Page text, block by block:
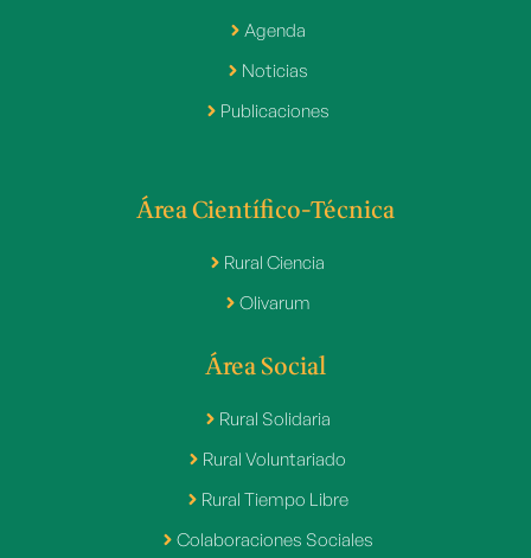
Agenda
Noticias
Publicaciones
Área Científico-Técnica
Rural Ciencia
Olivarum
Área Social
Rural Solidaria
Rural Voluntariado
Rural Tiempo Libre
Colaboraciones Sociales